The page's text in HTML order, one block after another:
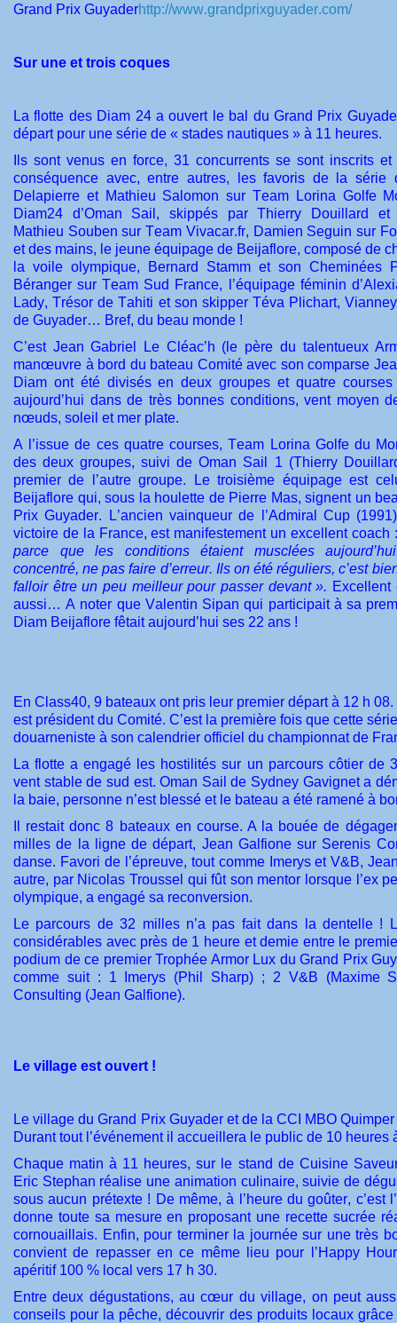
Grand Prix Guyaderhttp://www.grandprixguyader.com/
Sur une et trois coques
La flotte des Diam 24 a ouvert le bal du Grand Prix
départ pour une série de « stades nautiques » à 11 heures.
Ils sont venus en force, 31 concurrents se sont inscrits
conséquence avec, entre autres, les favoris de la série
Delapierre et Mathieu Salomon sur Team Lorina Golfe
Diam24 d’Oman Sail, skippés par Thierry Douillard et
Mathieu Souben sur Team Vivacar.fr, Damien Seguin sur
et des mains, le jeune équipage de Beijaflore, composé de
la voile olympique, Bernard Stamm et son Cheminées
Béranger sur Team Sud France, l’équipage féminin
Lady, Trésor de Tahiti et son skipper Téva Plichart,
de Guyader… Bref, du beau monde !
C’est Jean Gabriel Le Cléac’h (le père du talentueux
manœuvre à bord du bateau Comité avec son comparse
Diam ont été divisés en deux groupes et quatre
aujourd’hui dans de très bonnes conditions, vent moyen
nœuds, soleil et mer plate.
A l’issue de ces quatre courses, Team Lorina Golfe du
des deux groupes, suivi de Oman Sail 1 (Thierry
premier de l’autre groupe. Le troisième équipage est
Beijaflore qui, sous la houlette de Pierre Mas, signent un
Prix Guyader. L’ancien vainqueur de l’Admiral Cup
victoire de la France, est manifestement un excellent coach
parce que les conditions étaient musclées
concentré, ne pas faire d’erreur. Ils on été réguliers, c’est
falloir être un peu meilleur pour passer devant ». Excellent
aussi… A noter que Valentin Sipan qui participait à sa
Diam Beijaflore fêtait aujourd’hui ses 22 ans !
En Class40, 9 bateaux ont pris leur premier départ à 12 h
est président du Comité. C’est la première fois que cette
douarneniste à son calendrier officiel du championnat de
La flotte a engagé les hostilités sur un parcours côtier de
vent stable de sud est. Oman Sail de Sydney Gavignet a
la baie, personne n’est blessé et le bateau a été ramené à
Il restait donc 8 bateaux en course. A la bouée de
milles de la ligne de départ, Jean Galfione sur Serenis
danse. Favori de l’épreuve, tout comme Imerys et V&B,
autre, par Nicolas Troussel qui fût son mentor lorsque l’ex
olympique, a engagé sa reconversion.
Le parcours de 32 milles n’a pas fait dans la dentelle !
considérables avec près de 1 heure et demie entre le
podium de ce premier Trophée Armor Lux du Grand Prix
comme suit : 1 Imerys (Phil Sharp) ; 2 V&B (Maxime
Consulting (Jean Galfione).
Le village est ouvert !
Le village du Grand Prix Guyader et de la CCI MBO
Durant tout l’événement il accueillera le public de 10 heures
Chaque matin à 11 heures, sur le stand de Cuisine
Eric Stephan réalise une animation culinaire, suivie de
sous aucun prétexte ! De même, à l’heure du goûter, c’est
donne toute sa mesure en proposant une recette sucrée
cornouaillais. Enfin, pour terminer la journée sur une très
convient de repasser en ce même lieu pour l’Happy
apéritif 100 % local vers 17 h 30.
Entre deux dégustations, au cœur du village, on peut
conseils pour la pêche, découvrir des produits locaux grâce